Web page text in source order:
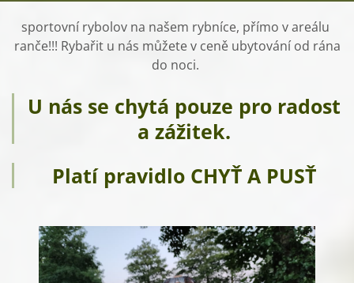
sportovní rybolov na našem rybníce, přímo v areálu
ranče!!! Rybařit u nás můžete v ceně ubytování od rána
do noci.
U nás se chytá pouze pro radost
a zážitek.
Platí pravidlo CHYŤ A PUSŤ